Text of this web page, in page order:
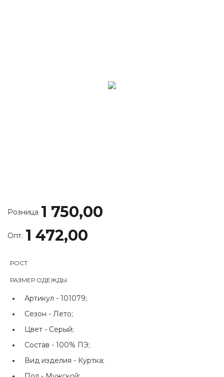
Розница 1 750,00
Опт. 1 472,00
РОСТ
РАЗМЕР ОДЕЖДЫ
Артикул - 101079;
Сезон - Лето;
Цвет - Серый;
Состав - 100% ПЭ;
Вид изделия - Куртка;